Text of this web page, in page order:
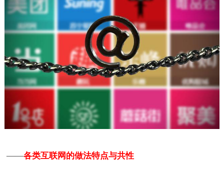
——各类互联网的做法特点与共性